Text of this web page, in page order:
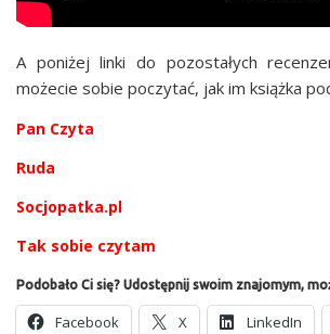
A poni­żej lin­ki do pozo­sta­łych
może­cie sobie poczy­tać, jak im książ­ka
Pan Czy­ta
Ruda
Socjopatka.pl
Tak sobie czytam
Podobało Ci się? Udostępnij swoim znajomym,
Face­bo­ok X Lin­ke­dIn